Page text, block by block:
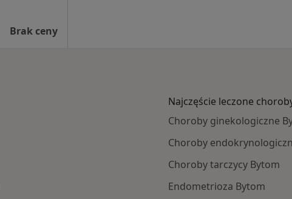
Brak ceny
Najczęście leczone
Choroby ginekologiczne
Choroby
Choroby tarczycy Bytom
Endometrioza Bytom